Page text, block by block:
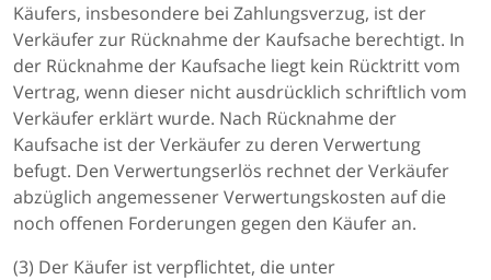
Käufers, insbesondere bei Zahlungsverzug, ist der
Verkäufer zur Rücknahme der Kaufsache berechtigt. In
der Rücknahme der Kaufsache liegt kein Rücktritt vom
Vertrag, wenn dieser nicht ausdrücklich schriftlich vom
Verkäufer erklärt wurde. Nach Rücknahme der
Kaufsache ist der Verkäufer zu deren Verwertung
befugt. Den Verwertungserlös rechnet der Verkäufer
abzüglich angemessener Verwertungskosten auf die
noch offenen Forderungen gegen den Käufer an.
(3) Der Käufer ist verpflichtet, die unter